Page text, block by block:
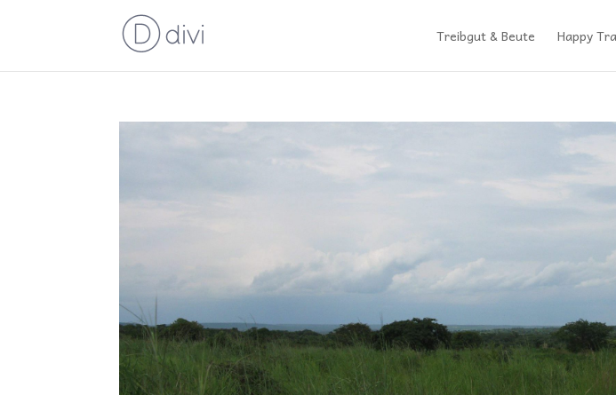
Treibgut & Beute Happy